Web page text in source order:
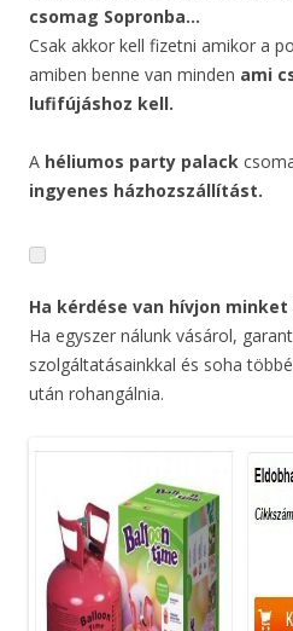
csomag Sopronba…
Csak akkor kell fizetni amikor a
amiben benne van minden ami
lufifújáshoz kell.
A héliumos party palack
ingyenes házhozszállítást.
Ha kérdése van hívjon minket
Ha egyszer nálunk vásárol,
szolgáltatásainkkal és soha
után rohangálnia.